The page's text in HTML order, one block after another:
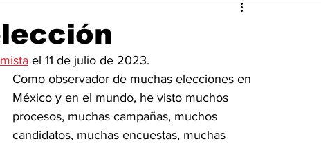
el 11 de julio de 2023.
Como observador de muchas elecciones en
México y en el mundo, he visto muchos
procesos, muchas campañas, muchos
candidatos, muchas encuestas, muchas